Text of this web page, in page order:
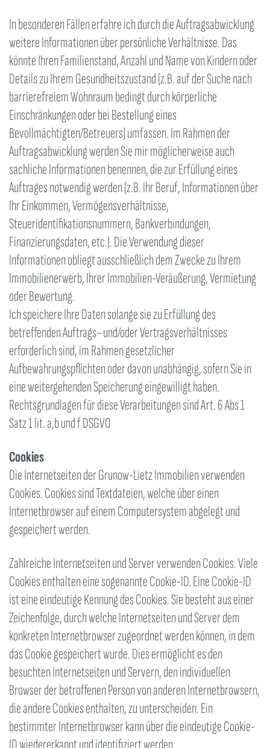
In besonderen Fällen erfahre ich durch die Auftragsabwicklung
weitere Informationen über persönliche Verhältnisse. Das
könnte Ihren Familienstand, Anzahl und Name von Kindern oder
Details zu Ihrem Gesundheitszustand (z.B. auf der Suche nach
barrierefreiem Wohnraum bedingt durch körperliche
Einschränkungen oder bei Bestellung eines
Bevollmächtigten/Betreuers) umfassen. Im Rahmen der
Auftragsabwicklung werden Sie mir möglicherweise auch
sachliche Informationen benennen, die zur Erfüllung eines
Auftrages notwendig werden (z.B. Ihr Beruf, Informationen über
Ihr Einkommen, Vermögensverhältnisse,
Steueridentifikationsnummern, Bankverbindungen,
Finanzierungsdaten, etc.). Die Verwendung dieser
Informationen obliegt ausschließlich dem Zwecke zu Ihrem
Immobilienerwerb, Ihrer Immobilien-Veräußerung, Vermietung
oder Bewertung.
Ich speichere Ihre Daten solange sie zu Erfüllung des
betreffenden Auftrags–und/oder Vertragsverhältnisses
erforderlich sind, im Rahmen gesetzlicher
Aufbewahrungspflichten oder davon unabhängig, sofern Sie in
eine weitergehenden Speicherung eingewilligt haben.
Rechtsgrundlagen für diese Verarbeitungen sind Art. 6 Abs 1
Satz 1 lit. a,b und f DSGVO
Cookies
Die Internetseiten der Grunow-Lietz Immobilien verwenden
Cookies. Cookies sind Textdateien, welche über einen
Internetbrowser auf einem Computersystem abgelegt und
gespeichert werden.
Zahlreiche Internetseiten und Server verwenden Cookies. Viele
Cookies enthalten eine sogenannte Cookie-ID. Eine Cookie-ID
ist eine eindeutige Kennung des Cookies. Sie besteht aus einer
Zeichenfolge, durch welche Internetseiten und Server dem
konkreten Internetbrowser zugeordnet werden können, in dem
das Cookie gespeichert wurde. Dies ermöglicht es den
besuchten Internetseiten und Servern, den individuellen
Browser der betroffenen Person von anderen Internetbrowsern,
die andere Cookies enthalten, zu unterscheiden. Ein
bestimmter Internetbrowser kann über die eindeutige Cookie-